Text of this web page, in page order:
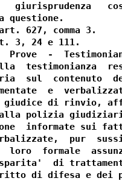
giurisprudenza
questione.
627, comma 3.
3, 24 e 111.
Prove  -
testimonianza
sul  contenuto
e
di rinvio,
polizia
informate sui
pur
loro  formale
di
di difesa e dei